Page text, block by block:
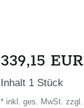
339,15 EUR
Inhalt 1 Stück
* inkl. ges. MwSt. zzgl.